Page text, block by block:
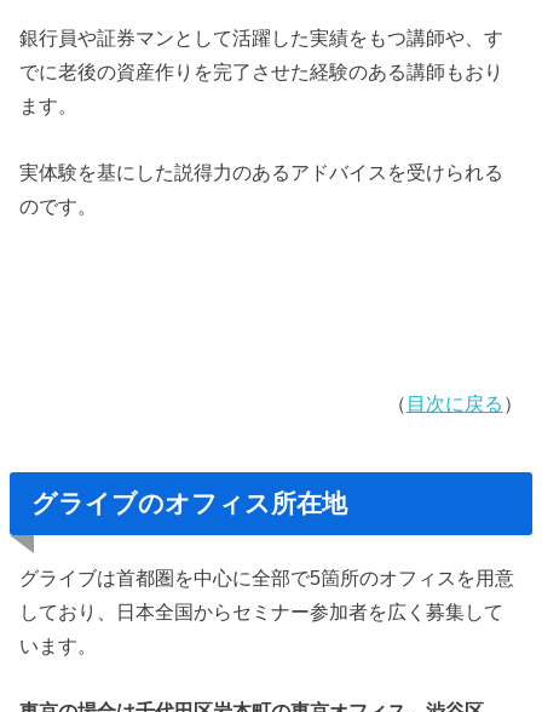
銀行員や証券マンとして活躍した実績をもつ講師や、す
でに老後の資産作りを完了させた経験のある講師もおり
ます。
実体験を基にした説得力のあるアドバイスを受けられる
のです。
（ 目次に戻る ）
グライブのオフィス所在地
グライブは首都圏を中心に全部で5箇所のオフィスを用意
しており、日本全国からセミナー参加者を広く募集して
います。